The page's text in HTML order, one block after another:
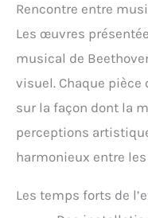
Rencontre entre
Les œuvres
musical de
visuel. Chaque
sur la façon dont la
perceptions
harmonieux entre
Les temps forts de